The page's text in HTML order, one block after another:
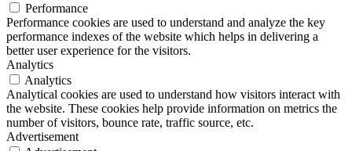
Performance
Performance cookies are used to understand and analyze the key
performance indexes of the website which helps in delivering a
better user experience for the visitors.
Analytics
Analytics
Analytical cookies are used to understand how visitors interact with
the website. These cookies help provide information on metrics the
number of visitors, bounce rate, traffic source, etc.
Advertisement